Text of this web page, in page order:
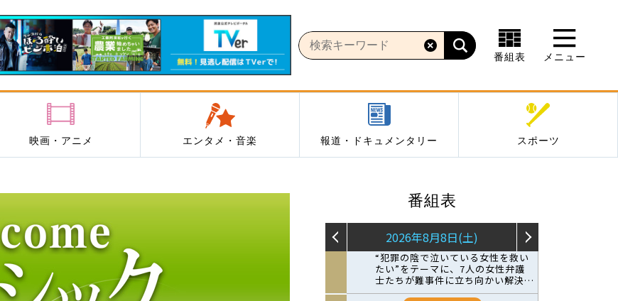
番組表 メニュー
映画・アニメ エンタメ・音楽 報道・ドキュメンタリー スポーツ
番組表